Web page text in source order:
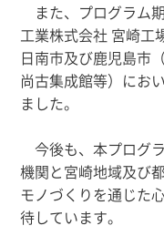
また、プログラム
工業株式会社 宮崎工
日南市及び鹿児島市
尚古集成館等）にお
ました。
今後も、本プログ
機関と宮崎地域及び
モノづくりを通じた
待しています。